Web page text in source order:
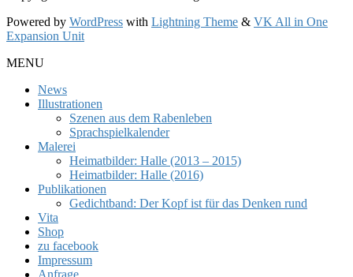
Powered by WordPress with Lightning Theme & VK All in One
Expansion Unit
MENU
News
Illustrationen
Szenen aus dem Rabenleben
Sprachspielkalender
Malerei
Heimatbilder: Halle (2013 – 2015)
Heimatbilder: Halle (2016)
Publikationen
Gedichtband: Der Kopf ist für das Denken rund
Vita
Shop
zu facebook
Impressum
Anfrage